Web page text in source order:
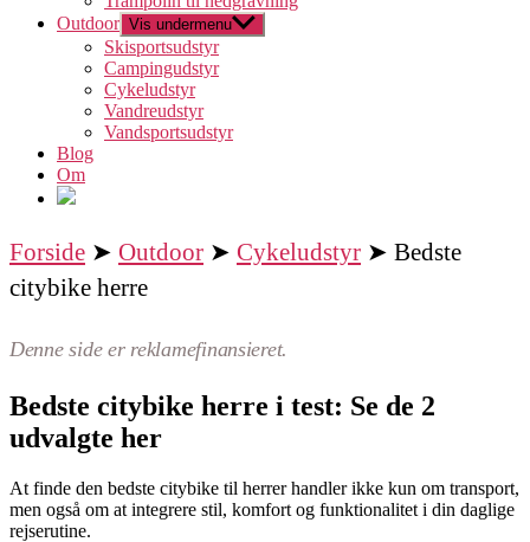
Outdoor Vis undermenu
Skisportsudstyr
Campingudstyr
Cykeludstyr
Vandreudstyr
Vandsportsudstyr
Blog
Om
Forside ➤ Outdoor ➤ Cykeludstyr ➤ Bedste
citybike herre
Denne side er reklamefinansieret.
Bedste citybike herre i test: Se de 2
udvalgte her
At finde den bedste citybike til herrer handler ikke kun om transport,
men også om at integrere stil, komfort og funktionalitet i din daglige
rejserutine.